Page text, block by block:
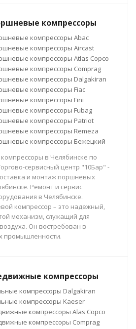
компрессоры
компрессоры Abac
компрессоры Aircast
компрессоры Atlas Copco
компрессоры Comprag
компрессоры Dalgakiran
компрессоры Fiac
компрессоры Fini
компрессоры Fubag
компрессоры Patriot
компрессоры Remeza
компрессоры Бежецкий
в Челябинске по
сервисный центр "10Бар" -
и монтаж поршневых
Ремонт и сервис
в Челябинске.
компрессор – это надежный,
механизм, служащий для
Он востребован в
промышленности.
компрессоры
компрессоры Dalgakiran
компрессоры Kaeser
компрессоры Alas Copco
компрессоры Comprag